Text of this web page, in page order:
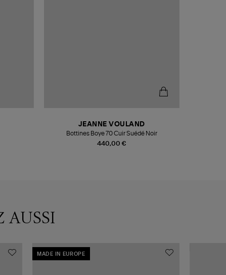
440,00 €
JEANNE VOULAND
Bottines Boye 70 Cuir Suédé Noir
AUSSI
MADE IN EUROPE